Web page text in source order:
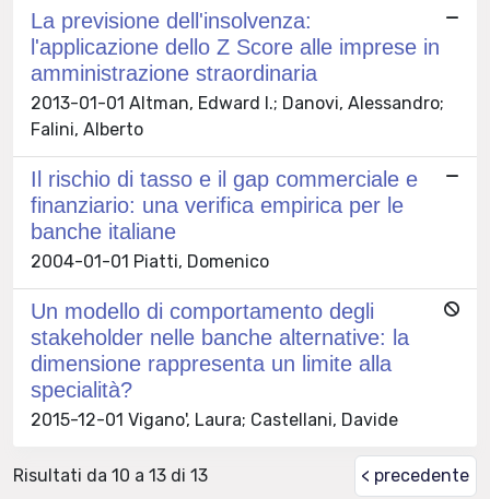
La previsione dell'insolvenza:
l'applicazione dello Z Score alle imprese in
amministrazione straordinaria
2013-01-01 Altman, Edward I.; Danovi, Alessandro;
Falini, Alberto
Il rischio di tasso e il gap commerciale e
finanziario: una verifica empirica per le
banche italiane
2004-01-01 Piatti, Domenico
Un modello di comportamento degli
stakeholder nelle banche alternative: la
dimensione rappresenta un limite alla
specialità?
2015-12-01 Vigano', Laura; Castellani, Davide
Risultati da 10 a 13 di 13 < precedente